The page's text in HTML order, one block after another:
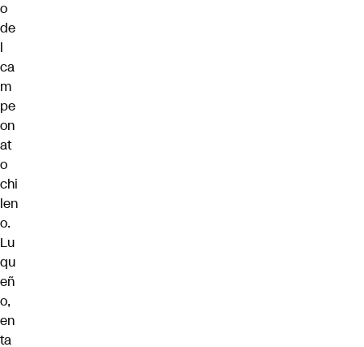
o
de
l
ca
m
pe
on
at
o
chi
len
o.
Lu
qu
eñ
o,
en
ta